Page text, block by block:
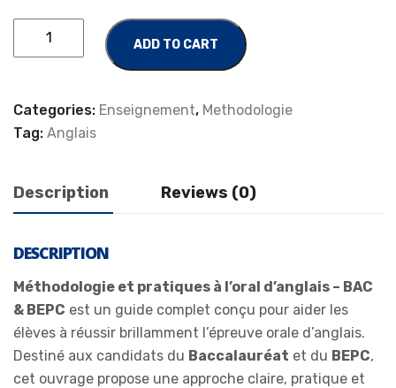
ADD TO CART
Categories: Enseignement, Methodologie
Tag: Anglais
Description Reviews (0)
DESCRIPTION
Méthodologie et pratiques à l’oral d’anglais – BAC
& BEPC est un guide complet conçu pour aider les
élèves à réussir brillamment l’épreuve orale d’anglais.
Destiné aux candidats du Baccalauréat et du BEPC,
cet ouvrage propose une approche claire, pratique et